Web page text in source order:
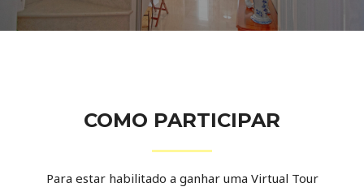
COMO PARTICIPAR
Para estar habilitado a ganhar uma Virtual Tour